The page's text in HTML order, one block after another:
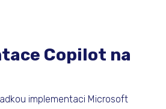
Copilot na
implementaci Microsoft